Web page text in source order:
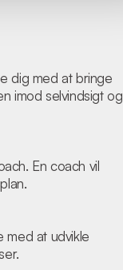
dig med at bringe
imod selvindsigt og
En coach vil
at udvikle